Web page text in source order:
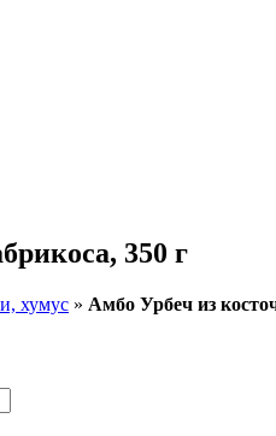
350 г
хумус » Амбо Урбеч из